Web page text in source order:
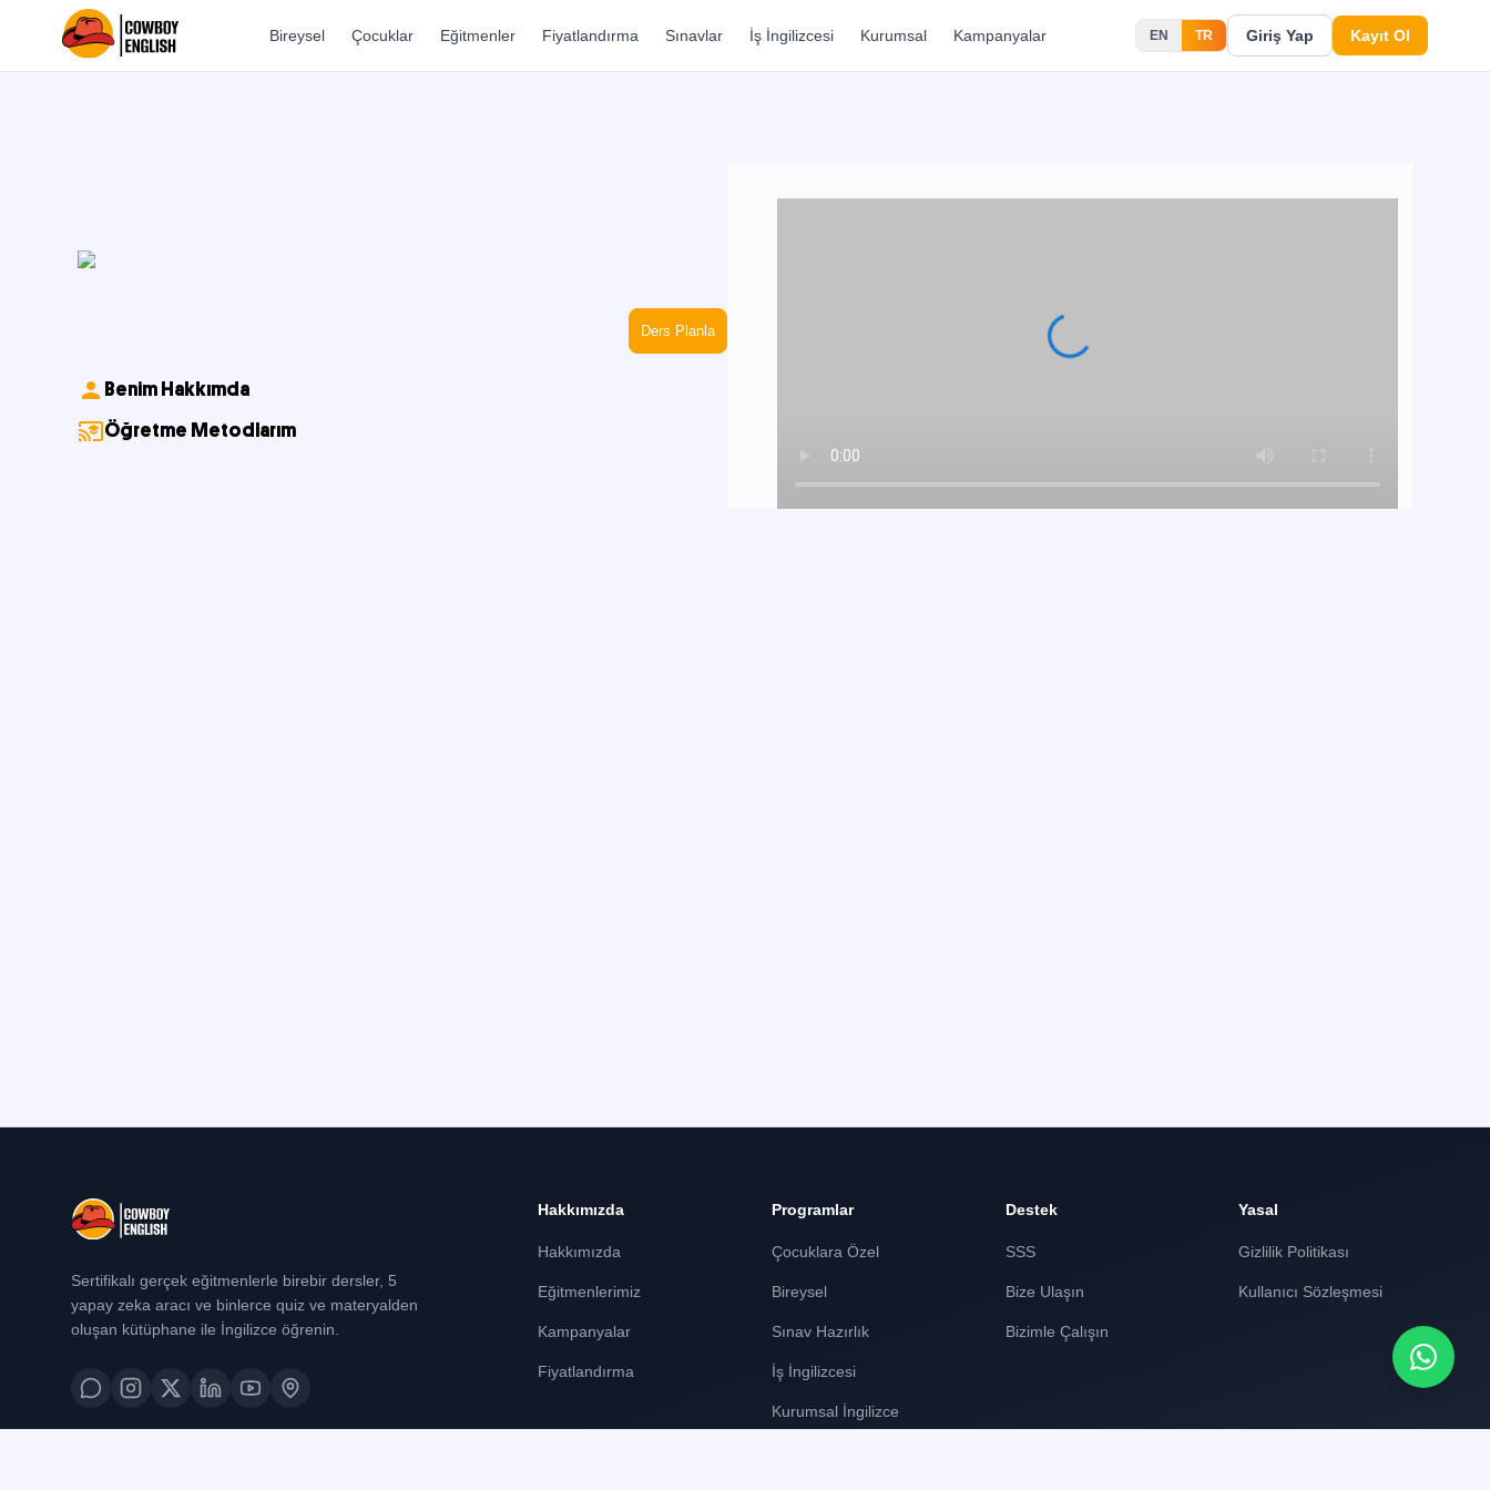
Bireysel Çocuklar Eğitmenler Fiyatlandırma Sınavlar İş İngilizcesi Kurumsal Kampanyalar EN TR Giriş Yap Kayıt Ol
Ders Planla
Benim Hakkımda
Öğretme Metodlarım
Sertifikalı gerçek eğitmenlerle birebir dersler, 5
yapay zeka aracı ve binlerce quiz ve materyalden
oluşan kütüphane ile İngilizce öğrenin.
Hakkımızda
Hakkımızda
Eğitmenlerimiz
Kampanyalar
Fiyatlandırma
Programlar
Çocuklara Özel
Bireysel
Sınav Hazırlık
İş İngilizcesi
Kurumsal İngilizce
Destek
SSS
Bize Ulaşın
Bizimle Çalışın
Yasal
Gizlilik Politikası
Kullanıcı Sözleşmesi